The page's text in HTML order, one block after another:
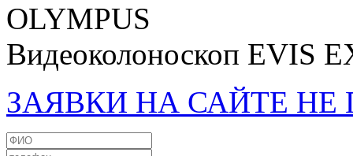
OLYMPUS
Видеоколоноскоп EVIS
ЗАЯВКИ НА САЙТЕ